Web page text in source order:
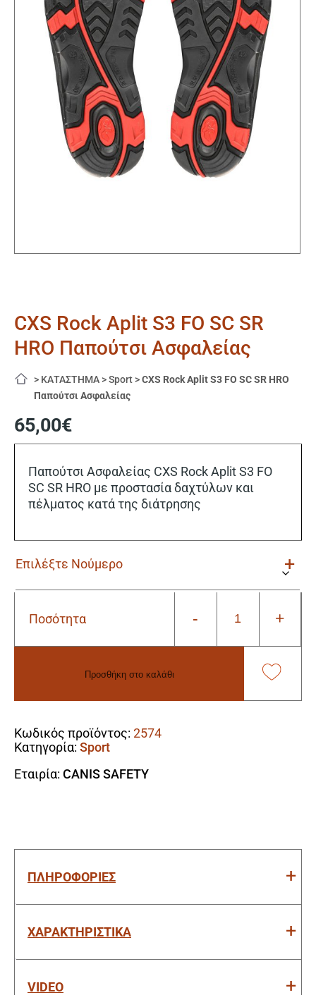
CXS Rock Aplit S3 FO SC SR
HRO Παπούτσι Ασφαλείας
> ΚΑΤΑΣΤΗΜΑ >Sport >CXS Rock Aplit S3 FO SC SR HRO
Παπούτσι Ασφαλείας
65,00€
Παπούτσι Ασφαλείας CXS Rock Aplit S3 FO
SC SR HRO με προστασία δαχτύλων και
πέλματος κατά της διάτρησης
Ποσότητα -
CXS
Παπούτσι
Ασφαλείας
ποσότητα
+
Προσθήκη στο καλάθι
Κωδικός προϊόντος: 2574
Κατηγορία: Sport
Εταιρία: CANIS SAFETY
ΠΛΗΡΟΦΟΡΙΕΣ
ΧΑΡΑΚΤΗΡΙΣΤΙΚΑ
VIDEO